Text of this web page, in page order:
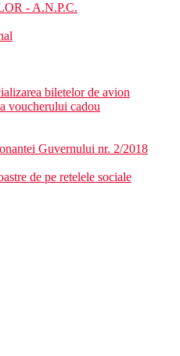
- A.N.P.C.
biletelor de avion
voucherului cadou
Guvernului nr. 2/2018
de pe retelele sociale